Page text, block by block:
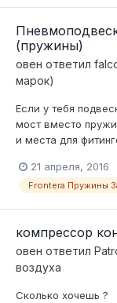
(пружины)
овен ответил
марок)
Если у тебя
мост вместо
и места для
21 апреля, 2016
Frontera Пружины
компрессор
овен ответил
воздуха
Сколько хочешь ?